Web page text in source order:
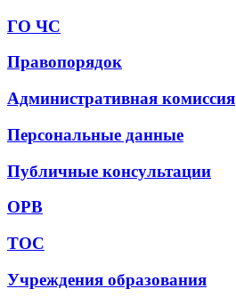
ГО ЧС
Правопорядок
Административная комиссия
Персональные данные
Публичные консультации
ОРВ
ТОС
Учреждения образования